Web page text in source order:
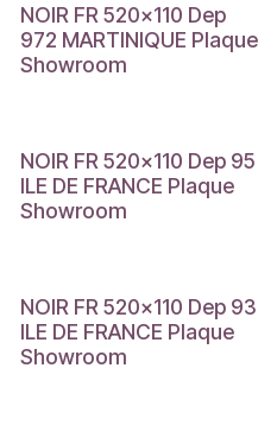
NOIR FR 520x110 Dep
972 MARTINIQUE Plaque
Showroom
NOIR FR 520x110 Dep 95
ILE DE FRANCE Plaque
Showroom
NOIR FR 520x110 Dep 93
ILE DE FRANCE Plaque
Showroom